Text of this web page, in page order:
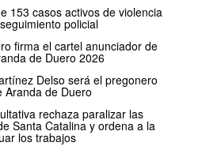
153 casos activos de violencia
policial
firma el cartel anunciador de
de Duero 2026
Delso será el pregonero
Aranda de Duero
rechaza paralizar las
Santa Catalina y ordena a la
los trabajos